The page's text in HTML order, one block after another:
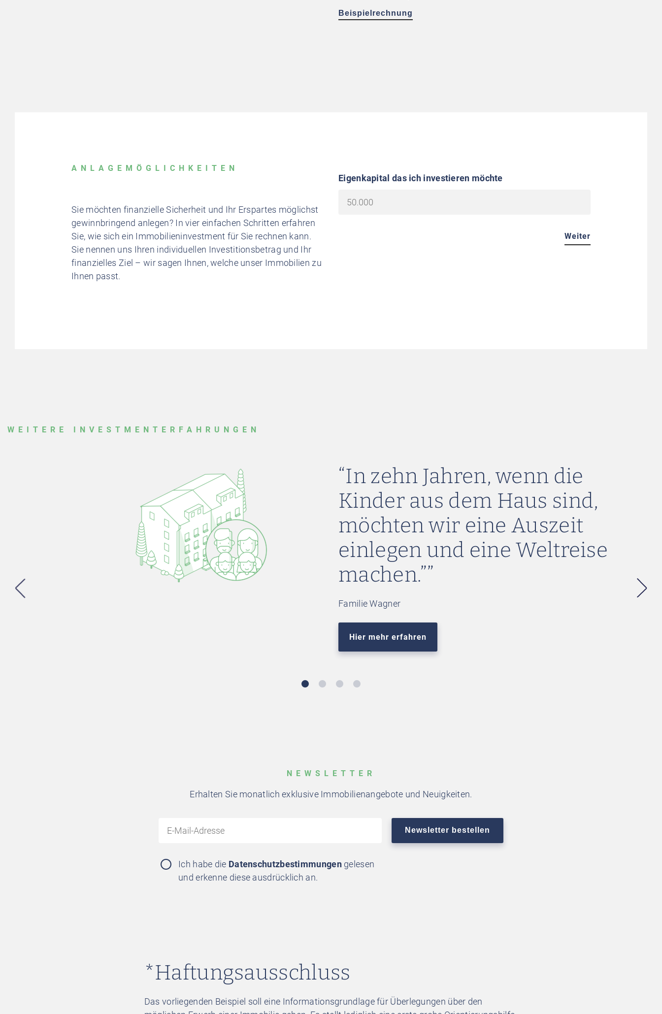
Beispielrechnung
ANLAGEMÖGLICHKEITEN
Sie möchten finanzielle Sicherheit und Ihr Erspartes möglichst
gewinnbringend anlegen? In vier einfachen Schritten erfahren
Sie, wie sich ein Immobilieninvestment für Sie rechnen kann.
Sie nennen uns Ihren individuellen Investitionsbetrag und Ihr
finanzielles Ziel – wir sagen Ihnen, welche unser Immobilien zu
Ihnen passt.
Eigenkapital das ich investieren möchte
Weiter
WEITERE INVESTMENTERFAHRUNGEN
“In zehn Jahren, wenn die
Kinder aus dem Haus sind,
möchten wir eine Auszeit
einlegen und eine Weltreise
machen.””
Familie Wagner
Hier mehr erfahren
NEWSLETTER
Erhalten Sie monatlich exklusive Immobilienangebote und Neuigkeiten.
Ich habe die Datenschutzbestimmungengelesen
und erkenne diese ausdrücklich an.
*Haftungsausschluss
Das vorliegenden Beispiel soll eine Informationsgrundlage für Überlegungen über den